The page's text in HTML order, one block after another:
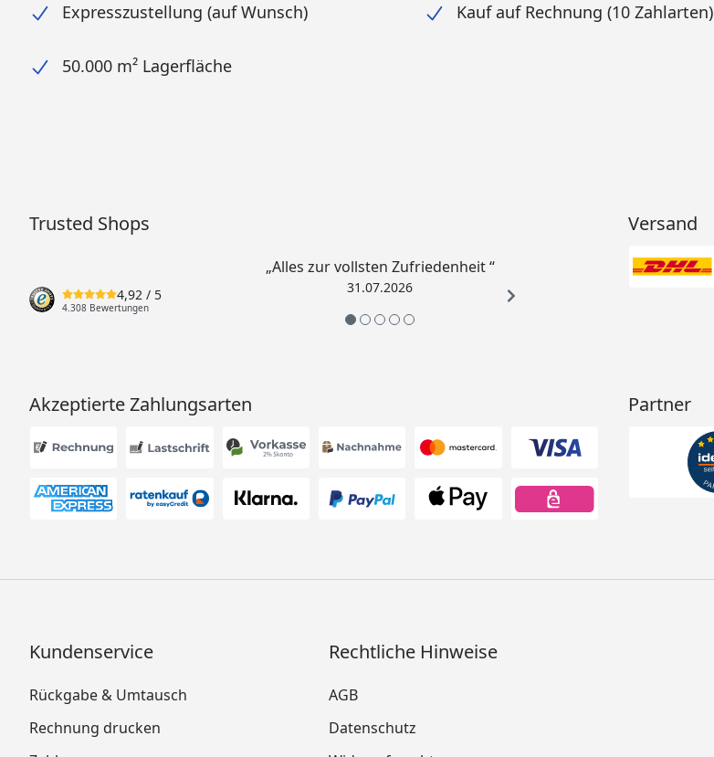
Expresszustellung (auf Wunsch) Kauf auf Rechnung (10 Zahlarten)
50.000 m² Lagerfläche
Trusted Shops
4,92 / 5
4.308 Bewertungen
„Alles zur vollsten Zufriedenheit “
31.07.2026
Versand
Akzeptierte Zahlungsarten Partner
Kundenservice
Rückgabe & Umtausch
Rechnung drucken
Rechtliche Hinweise
AGB
Datenschutz